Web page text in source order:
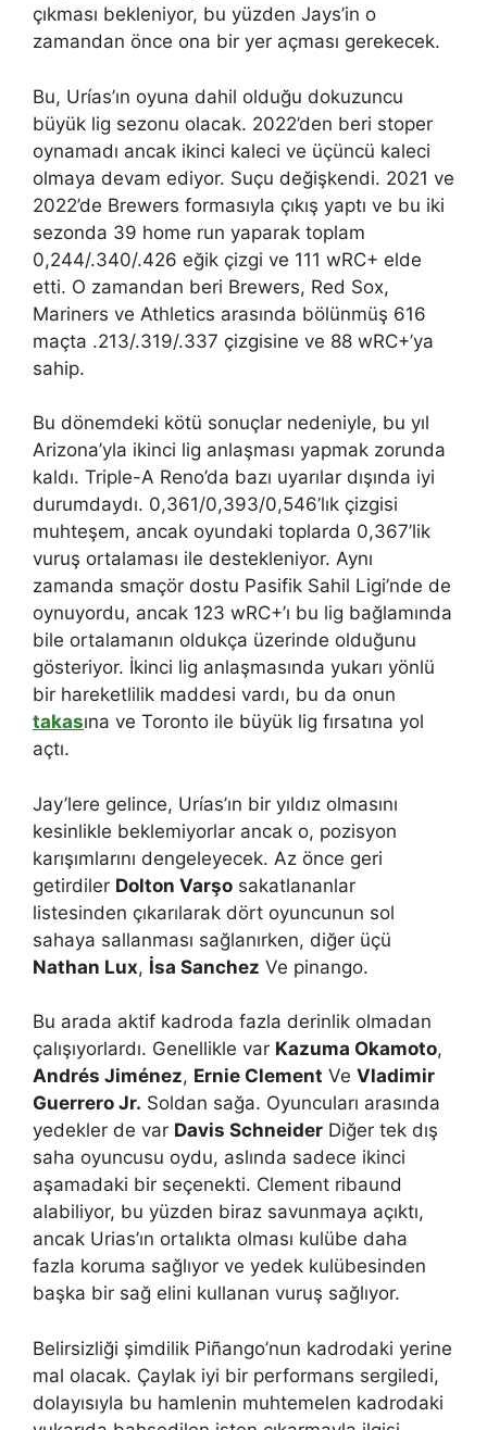
çıkması bekleniyor, bu yüzden Jays’in o
zamandan önce ona bir yer açması gerekecek.
Bu, Urías’ın oyuna dahil olduğu dokuzuncu
büyük lig sezonu olacak. 2022’den beri stoper
oynamadı ancak ikinci kaleci ve üçüncü kaleci
olmaya devam ediyor. Suçu değişkendi. 2021 ve
2022’de Brewers formasıyla çıkış yaptı ve bu iki
sezonda 39 home run yaparak toplam
0,244/.340/.426 eğik çizgi ve 111 wRC+ elde
etti. O zamandan beri Brewers, Red Sox,
Mariners ve Athletics arasında bölünmüş 616
maçta .213/.319/.337 çizgisine ve 88 wRC+’ya
sahip.
Bu dönemdeki kötü sonuçlar nedeniyle, bu yıl
Arizona’yla ikinci lig anlaşması yapmak zorunda
kaldı. Triple-A Reno’da bazı uyarılar dışında iyi
durumdaydı. 0,361/0,393/0,546’lık çizgisi
muhteşem, ancak oyundaki toplarda 0,367’lik
vuruş ortalaması ile destekleniyor. Aynı
zamanda smaçör dostu Pasifik Sahil Ligi’nde de
oynuyordu, ancak 123 wRC+’ı bu lig bağlamında
bile ortalamanın oldukça üzerinde olduğunu
gösteriyor. İkinci lig anlaşmasında yukarı yönlü
bir hareketlilik maddesi vardı, bu da onun
takasına ve Toronto ile büyük lig fırsatına yol
açtı.
Jay’lere gelince, Urías’ın bir yıldız olmasını
kesinlikle beklemiyorlar ancak o, pozisyon
karışımlarını dengeleyecek. Az önce geri
getirdiler Dolton Varşo sakatlananlar
listesinden çıkarılarak dört oyuncunun sol
sahaya sallanması sağlanırken, diğer üçü
Nathan Lux, İsa Sanchez Ve pinango.
Bu arada aktif kadroda fazla derinlik olmadan
çalışıyorlardı. Genellikle var Kazuma Okamoto,
Andrés Jiménez, Ernie Clement Ve Vladimir
Guerrero Jr. Soldan sağa. Oyuncuları arasında
yedekler de var Davis Schneider Diğer tek dış
saha oyuncusu oydu, aslında sadece ikinci
aşamadaki bir seçenekti. Clement ribaund
alabiliyor, bu yüzden biraz savunmaya açıktı,
ancak Urias’ın ortalıkta olması kulübe daha
fazla koruma sağlıyor ve yedek kulübesinden
başka bir sağ elini kullanan vuruş sağlıyor.
Belirsizliği şimdilik Piñango’nun kadrodaki yerine
mal olacak. Çaylak iyi bir performans sergiledi,
dolayısıyla bu hamlenin muhtemelen kadrodaki